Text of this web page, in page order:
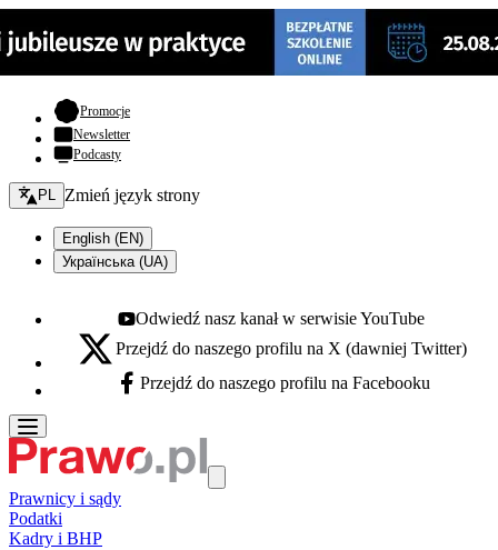
Promocje- otwiera się w nowej karcie
Newsletter
Podcasty
Zmień język - bieżący:
PL Zmień język strony
English (EN)
Українська (UA)
Youtube - otwiera się w nowej karcie
Odwiedź nasz kanał w serwisie YouTube
X - otwiera się w nowej karcie
Przejdź do naszego profilu na X (dawniej Twitter)
Facebook - otwiera się w nowej karcie
Przejdź do naszego profilu na Facebooku
Prawnicy i sądy
Podatki
Kadry i BHP